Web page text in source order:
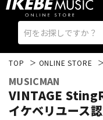
TOP ONLINE STORE
MUSICMAN
VINTAGE
イケベリユース